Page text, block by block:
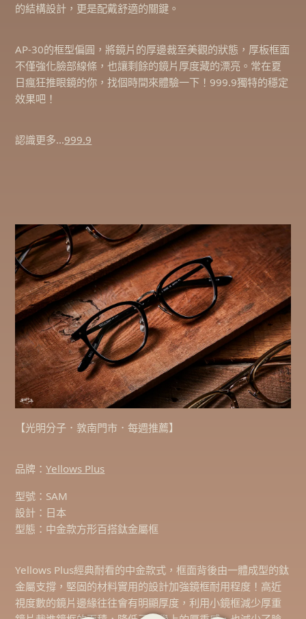
的結構設計，更是配戴舒適的關鍵。
AP-30的框型偏圓，將鏡片的厚邊裁至美觀的狀態，厚板框面
不僅強化臉部線條，也讓剩餘的鏡片厚度藏的漂亮。常在夏
日瘋狂推眼鏡的你，找個時間來體驗一下！999.9獨特的穩定
效果吧！
認識更多…999.9
【光明分子．敦南門市．每週推薦】
品牌：Yellows Plus
型號：SAM
設計：日本
型態：中金款方形百搭鈦金屬框
Yellows Plus經典耐看的中金款式，框面背後由一體成型的鈦
金屬支撐，堅固的材料實用的設計加強鏡框耐用程度！高近
視度數的鏡片邊緣往往會有明顯厚度，利用小鏡框減少厚重